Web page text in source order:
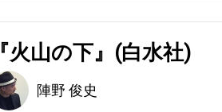
『火山の下』(白水社)
陣野 俊史